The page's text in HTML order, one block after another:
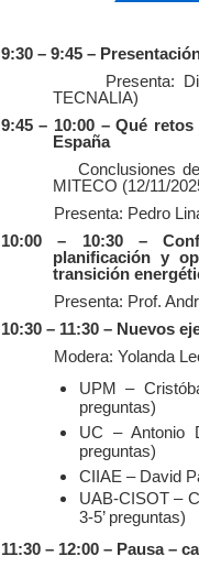
9:30 – 9:45 –
Presenta: Diego
TECNALIA)
9:45 – 10:00 – Qué
España
Conclusiones de
MITECO (12/11/
Presenta: Pedro
10:00 – 10:30 –
planificación y
transición
Presenta: Prof.
10:30 – 11:30 – Nuevos
Modera: Yolanda
UPM –
preguntas)
UC – Antonio
preguntas)
CIIAE – David
UAB-CISOT –
3-5’ preguntas)
11:30 – 12:00 – Pausa –